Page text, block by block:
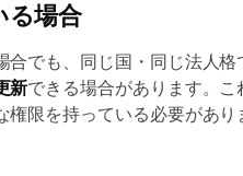
る場合
合でも、同じ国・同じ法人格
新できる場合があります。こ
権限を持っている必要があり